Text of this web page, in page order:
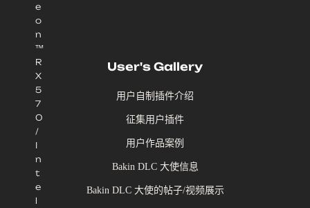
e
o
n
™
R
X
5
7
0
/
I
n
t
e
l
User's Gallery
用户自制插件介绍
征集用户插件
用户作品案例
Bakin DLC 大使信息
Bakin DLC 大使的帖子/视频展示